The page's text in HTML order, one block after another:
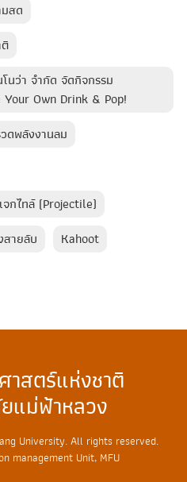
สด
นว่า จำกัด จัดกิจกรรม
Own Drink & Pop!
ดพลังงานลม
กไทล์ (Projectile)
สายลับ
Kahoot
าสตร์แห่งชาติ
แม่ฟ้าหลวง
University. All rights reserved.
management Unit, MFU